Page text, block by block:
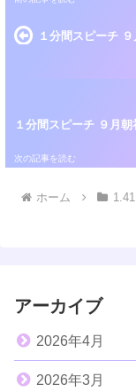
１分間スピーチ
１分間スピーチ ９月
ホーム
アーカイブ
2026年4月
2026年3月